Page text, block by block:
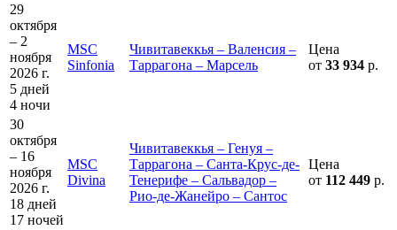
29
октября
– 2
ноября
2026 г.
5 дней
4 ночи
MSC
Sinfonia
Чивитавеккья – Валенсия –
Таррагона – Марсель
Цена
от 33 934 р.
30
октября
– 16
ноября
2026 г.
18 дней
17 ночей
MSC
Divina
Чивитавеккья – Генуя –
Таррагона – Санта-Крус-де-
Тенерифе – Сальвадор –
Рио-де-Жанейро – Сантос
Цена
от 112 449 р.